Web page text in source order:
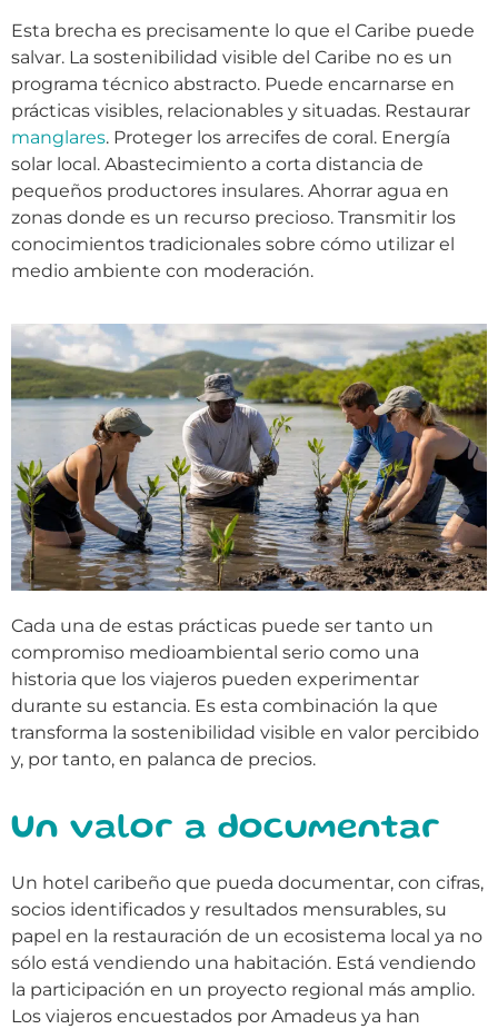
Esta brecha es precisamente lo que el Caribe puede
salvar. La sostenibilidad visible del Caribe no es un
programa técnico abstracto. Puede encarnarse en
prácticas visibles, relacionables y situadas. Restaurar
manglares. Proteger los arrecifes de coral. Energía
solar local. Abastecimiento a corta distancia de
pequeños productores insulares. Ahorrar agua en
zonas donde es un recurso precioso. Transmitir los
conocimientos tradicionales sobre cómo utilizar el
medio ambiente con moderación.
Cada una de estas prácticas puede ser tanto un
compromiso medioambiental serio como una
historia que los viajeros pueden experimentar
durante su estancia. Es esta combinación la que
transforma la sostenibilidad visible en valor percibido
y, por tanto, en palanca de precios.
Un valor a documentar
Un hotel caribeño que pueda documentar, con cifras,
socios identificados y resultados mensurables, su
papel en la restauración de un ecosistema local ya no
sólo está vendiendo una habitación. Está vendiendo
la participación en un proyecto regional más amplio.
Los viajeros encuestados por Amadeus ya han